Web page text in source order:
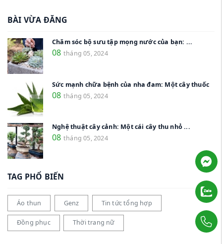
BÀI VỪA ĐĂNG
Chăm sóc bộ sưu tập mọng nước của bạn: ...
08 tháng 05, 2024
Sức mạnh chữa bệnh của nha đam: Một cây thuốc
08 tháng 05, 2024
Nghệ thuật cây cảnh: Một cái cây thu nhỏ ...
08 tháng 05, 2024
TAG PHỔ BIẾN
Áo thun Genz Tin tức tổng hợp
Đồng phục Thời trang nữ